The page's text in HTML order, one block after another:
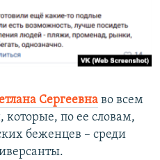
Сергеевна во всем
которые, по ее словам,
беженцев – среди